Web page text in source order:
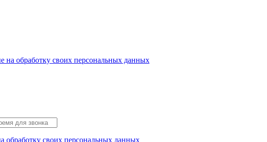
на обработку своих персональных данных
обработку своих персональных данных